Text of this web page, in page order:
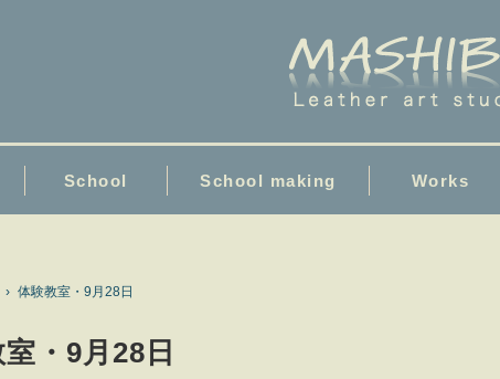
School School making Works
› 体験教室・9月28日
・9月28日